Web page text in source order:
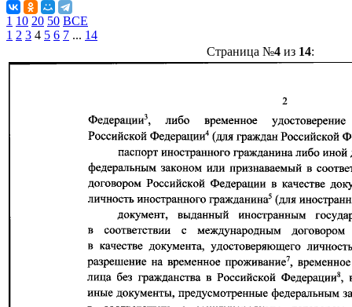
1 10 20 50 ВСЕ
1 2 3 4 5 6 7 ... 14
Страница №4из 14: